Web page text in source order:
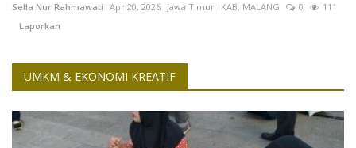
Sella Nur Rahmawati Apr 20, 2026 Jawa Timur KAB. MALANG 0
111
Laporkan
UMKM & EKONOMI KREATIF